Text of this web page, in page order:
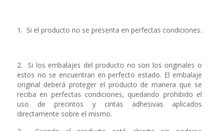
1. Si el producto no se presenta en perfectas condiciones.
2. Si los embalajes del producto no son los originales o
estos no se encuentran en perfecto estado. El embalaje
original deberá proteger el producto de manera que se
reciba en perfectas condiciones, quedando prohibido el
uso de precintos y cintas adhesivas aplicados
directamente sobre el mismo.